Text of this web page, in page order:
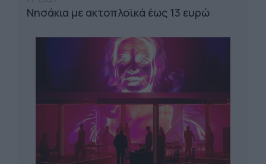
Νησάκια με ακτοπλοϊκά έως 13 ευρώ